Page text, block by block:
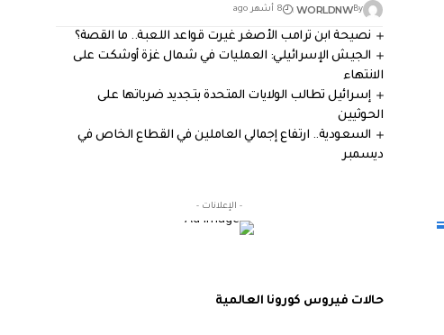
By
WORLDNW 8 أشهر ago
نصيحة ابن ترامب الأصغر غيرت قواعد اللعبة.. ما القصة؟
الجيش الإسرائيلي: العمليات في شمال غزة أوشكت على
الانتهاء
إسرائيل تطالب الولايات المتحدة بتجديد ضرباتها على
الحوثيين
السعودية.. ارتفاع إجمالي العاملين في القطاع الخاص في
ديسمبر
- الإعلانات -
حالات فيروس كورونا العالمية